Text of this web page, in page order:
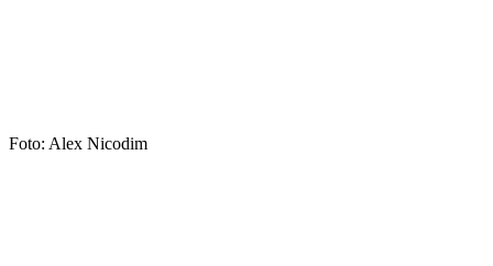
Foto: Alex Nicodim